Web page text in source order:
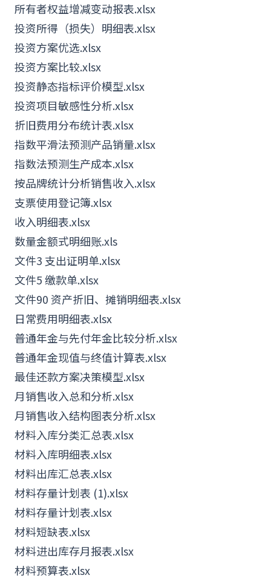
所有者权益增减变动报表.xlsx
投资所得（损失）明细表.xlsx
投资方案优选.xlsx
投资方案比较.xlsx
投资静态指标评价模型.xlsx
投资项目敏感性分析.xlsx
折旧费用分布统计表.xlsx
指数平滑法预测产品销量.xlsx
指数法预测生产成本.xlsx
按品牌统计分析销售收入.xlsx
支票使用登记簿.xlsx
收入明细表.xlsx
数量金额式明细账.xls
文件3 支出证明单.xlsx
文件5 缴款单.xlsx
文件90 资产折旧、摊销明细表.xlsx
日常费用明细表.xlsx
普通年金与先付年金比较分析.xlsx
普通年金现值与终值计算表.xlsx
最佳还款方案决策模型.xlsx
月销售收入总和分析.xlsx
月销售收入结构图表分析.xlsx
材料入库分类汇总表.xlsx
材料入库明细表.xlsx
材料出库汇总表.xlsx
材料存量计划表 (1).xlsx
材料存量计划表.xlsx
材料短缺表.xlsx
材料进出库存月报表.xlsx
材料预算表.xlsx